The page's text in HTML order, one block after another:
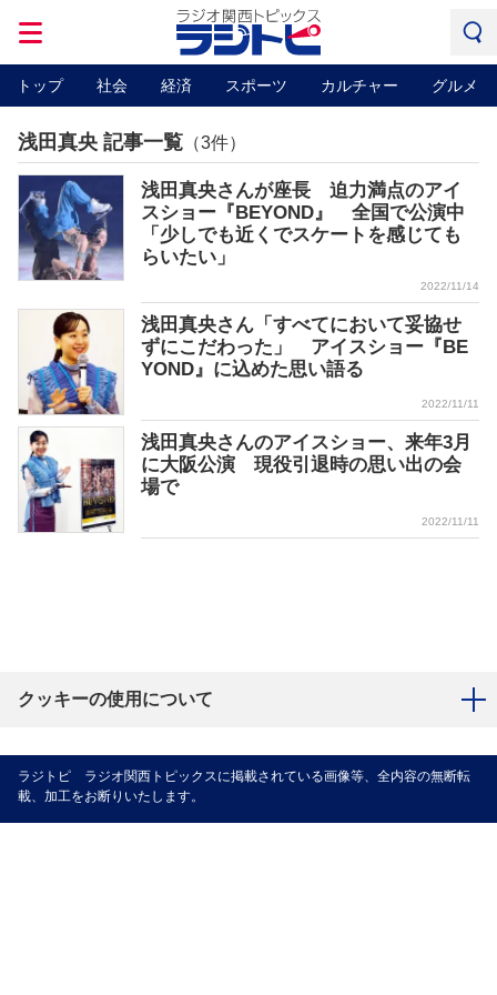
トップ 社会 経済 スポーツ カルチャー グルメ
浅田真央 記事一覧 （3件）
浅田真央さんが座長 迫力満点のアイ
スショー『BEYOND』 全国で公演中
「少しでも近くでスケートを感じても
らいたい」
2022/11/14
浅田真央さん「すべてにおいて妥協せ
ずにこだわった」 アイスショー『BE
YOND』に込めた思い語る
2022/11/11
浅田真央さんのアイスショー、来年3月
に大阪公演 現役引退時の思い出の会
場で
2022/11/11
クッキーの使用について
ラジトピ ラジオ関西トピックスに掲載されている画像等、全内容の無断転
載、加工をお断りいたします。